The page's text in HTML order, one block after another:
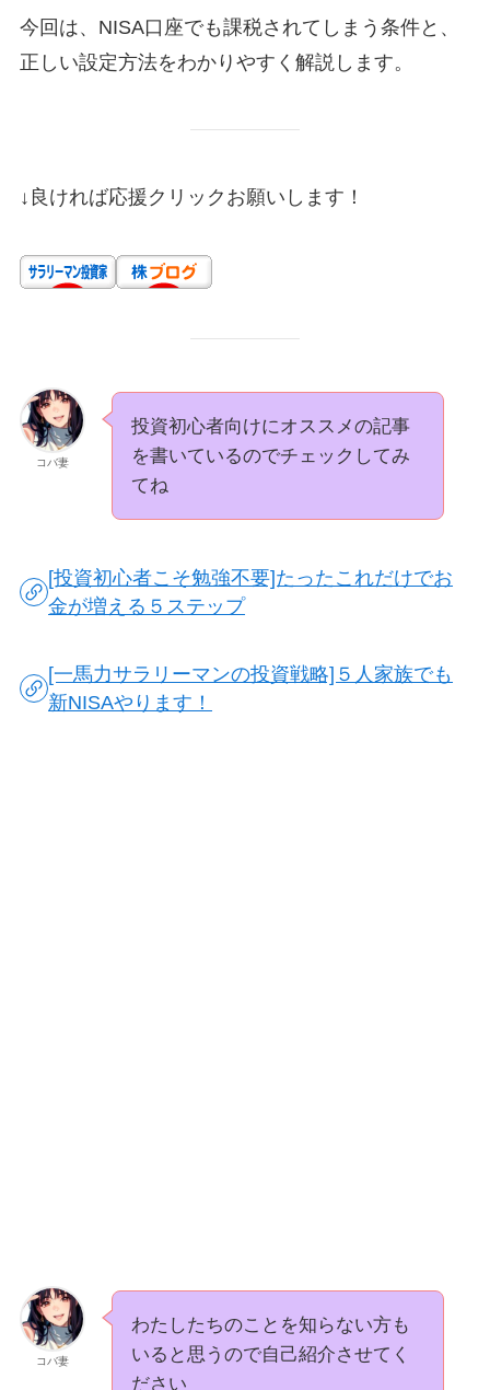
今回は、NISA口座でも課税されてしまう条件と、
正しい設定方法をわかりやすく解説します。
↓良ければ応援クリックお願いします！
コバ妻
投資初心者向けにオススメの記事
を書いているのでチェックしてみ
てね
[投資初心者こそ勉強不要]たったこれだけでお
金が増える５ステップ
[一馬力サラリーマンの投資戦略]５人家族でも
新NISAやります！
コバ妻
わたしたちのことを知らない方も
いると思うので自己紹介させてく
ださい